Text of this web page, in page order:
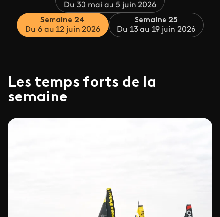
Du 30 mai au 5 juin 2026
Semaine 24
Du 6 au 12 juin 2026
Semaine 25
Du 13 au 19 juin 2026
Les temps forts de la
semaine